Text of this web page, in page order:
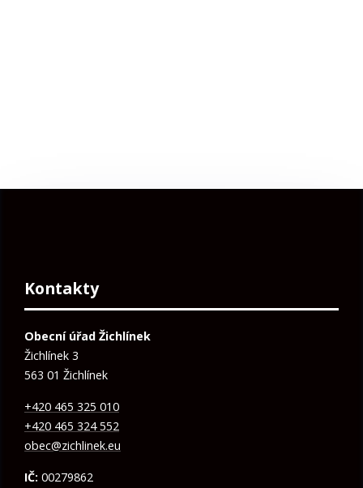
Kontakty
Obecní úřad Žichlínek
Žichlínek 3
563 01 Žichlínek
+420 465 325 010
+420 465 324 552
obec@zichlinek.eu
IČ: 00279862